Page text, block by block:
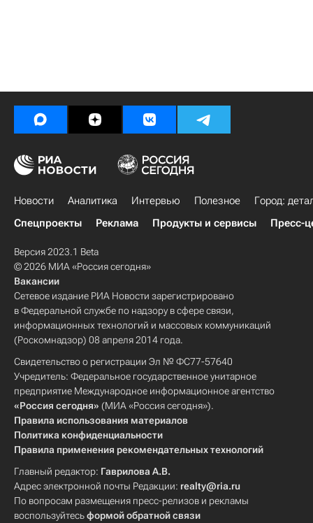
Новости Аналитика Интервью Полезное
Город:
Спецпроекты
Реклама Продукты и сервисы Пресс-
Версия 2023.1 Beta
© 2026 МИА «Россия сегодня»
Вакансии
Сетевое издание РИА Новости зарегистрировано
в Федеральной службе по надзору в сфере связи,
информационных технологий и массовых коммуникаций
(Роскомнадзор) 08 апреля 2014 года.
Свидетельство о регистрации Эл № ФС77-57640
Учредитель: Федеральное государственное унитарное
предприятие Международное информационное агентство
«Россия сегодня» (МИА «Россия сегодня»).
Правила использования материалов
Политика конфиденциальности
Правила применения рекомендательных технологий
Главный редактор: Гаврилова А.В.
Адрес электронной почты Редакции: realty@ria.ru
По вопросам размещения пресс-релизов и рекламы
воспользуйтесьформой обратной связи